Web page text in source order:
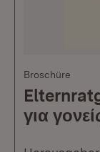
Broschüre
για